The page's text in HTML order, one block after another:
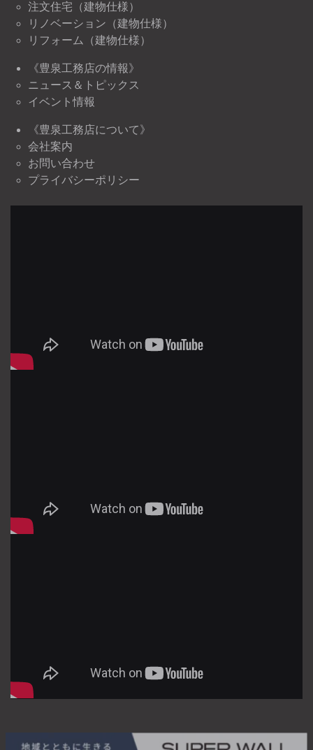
注文住宅（建物仕様）
リノベーション（建物仕様）
リフォーム（建物仕様）
《豊泉工務店の情報》
ニュース＆トピックス
イベント情報
《豊泉工務店について》
会社案内
お問い合わせ
プライバシーポリシー